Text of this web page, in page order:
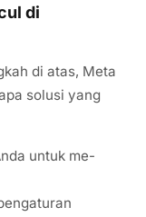
di
di atas, Meta
solusi yang
untuk me-